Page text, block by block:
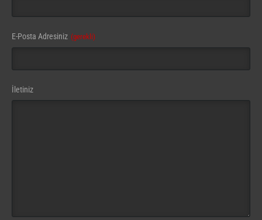
E-Posta Adresiniz (gerekli)
İletiniz